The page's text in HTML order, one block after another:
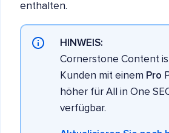
enthalten.
HINWEIS:
Cornerstone Content
Kunden mit einem Pro
höher für All in One
verfügbar.